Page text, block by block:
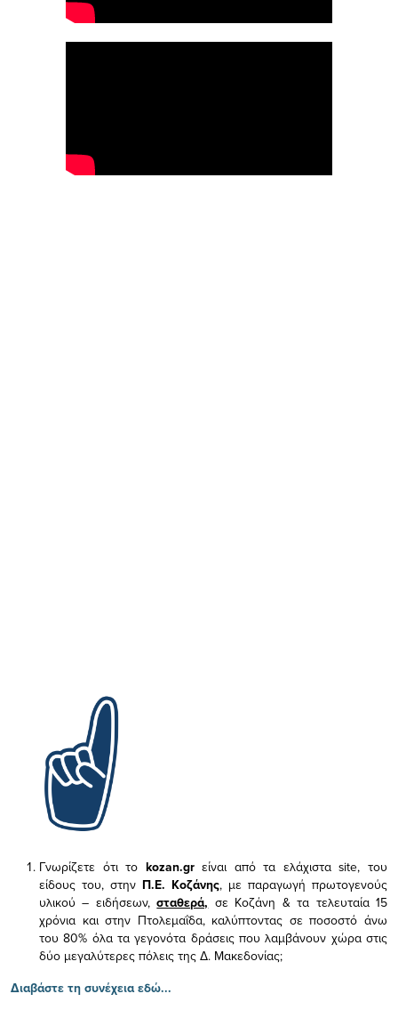
Γνωρίζετε ότι το kozan.gr είναι από τα ελάχισταsite, του
είδους του, στην Π.Ε. Κοζάνης, με παραγωγή πρωτογενούς
υλικού – ειδήσεων,σταθερά, σε Κοζάνη & τα τελευταία 15
χρόνια και στην Πτολεμαΐδα, καλύπτοντας σε ποσοστό άνω
του 80% όλα τα γεγονότα δράσεις που λαμβάνουν χώρα στις
δύο μεγαλύτερες πόλεις της Δ. Μακεδονίας;
Διαβάστε τη συνέχεια εδώ...